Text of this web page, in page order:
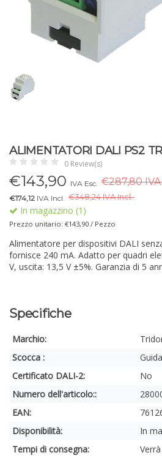
ALIMENTATORI DALI PS2
0 Review(s)
€143,90 IVA Esc. €287,80 IVA
€174,12 IVA Incl. €348,24 IVA Incl..
In magazzino (1)
Prezzo unitario: €143,90 / Pezzo
Alimentatore per dispositivi DALI
fornisce 240 mA. Adatto per quadri
V, uscita: 13,5 V ±5%. Garanzia di 5
Specifiche
Marchio:
Scocca :
Certificato DALI-2:
No
Numero dell'articolo::
EAN:
Disponibilità:
In
Tempi di consegna: